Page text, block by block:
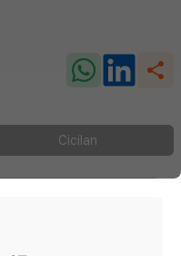
Cicilan